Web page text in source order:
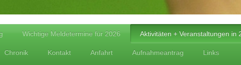
Wichtige Meldetermine für 2026 Aktivitäten + Veranstaltungen in
Chronik Kontakt Anfahrt Aufnahmeantrag Links